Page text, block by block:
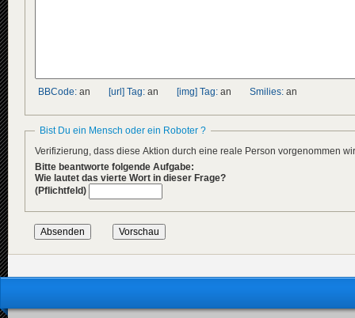
BBCode: an [url] Tag: an [img] Tag: an Smilies: an
Bist Du ein Mensch oder ein Roboter ?
Verifizierung, dass diese Aktion durch eine reale Person vorgenommen
Bitte beantworte folgende Aufgabe:
Wie lautet das vierte Wort in dieser Frage?
(Pflichtfeld)